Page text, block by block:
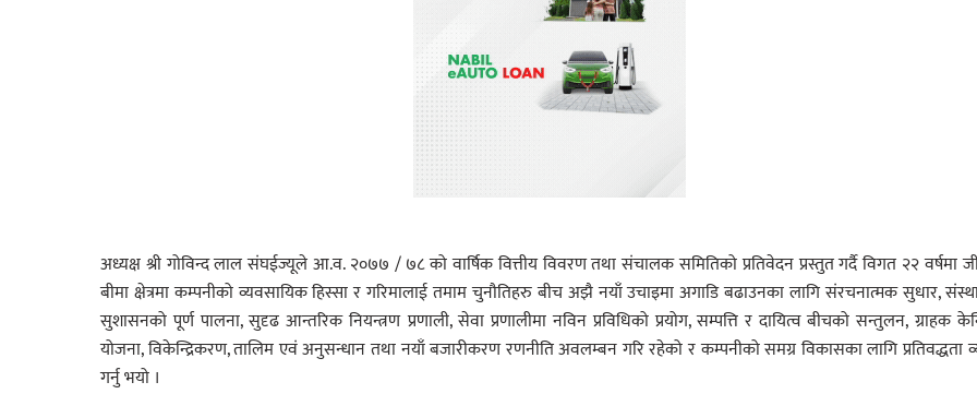
अध्यक्ष श्री गोविन्द लाल संघईज्यूले आ.व. २०७७ / ७८ को वार्षिक वित्तीय विवरण तथा संचालक समितिको प्रतिवेदन प्रस्तुत गर्दै विगत २२ वर्षमा
बीमा क्षेत्रमा कम्पनीको व्यवसायिक हिस्सा र गरिमालाई तमाम चुनौतिहरु बीच अझै नयाँ उचाइमा अगाडि बढाउनका लागि संरचनात्मक सुधार,
सुशासनको पूर्ण पालना, सुदृढ आन्तरिक नियन्त्रण प्रणाली, सेवा प्रणालीमा नविन प्रविधिको प्रयोग, सम्पत्ति र दायित्व बीचको सन्तुलन, ग्राहक
योजना, विकेन्द्रिकरण, तालिम एवं अनुसन्धान तथा नयाँ बजारीकरण रणनीति अवलम्बन गरि रहेको र कम्पनीको समग्र विकासका लागि प्रतिवद्धता
गर्नु भयो ।